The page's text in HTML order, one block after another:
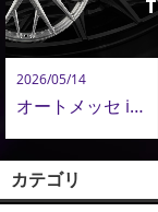
2026/05/14
オートメッセ in 愛知にて初披露。AMISTAD 新鍛造ホイール「GEEBEL TW」
カテゴリ